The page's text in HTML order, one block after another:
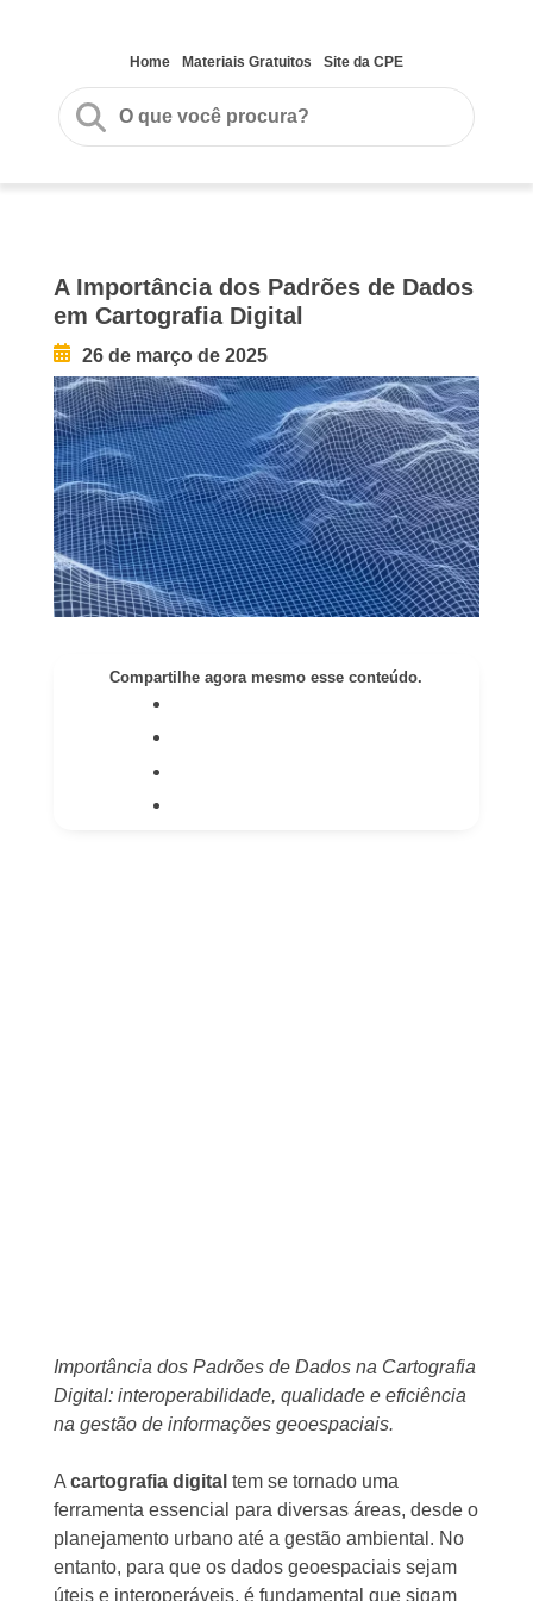
Home Materiais Gratuitos Site da CPE
A Importância dos Padrões de Dados
em Cartografia Digital
26 de março de 2025
Compartilhe agora mesmo esse conteúdo.
Importância dos Padrões de Dados na Cartografia
Digital: interoperabilidade, qualidade e eficiência
na gestão de informações geoespaciais.
A cartografia digital tem se tornado uma
ferramenta essencial para diversas áreas, desde o
planejamento urbano até a gestão ambiental. No
entanto, para que os dados geoespaciais sejam
úteis e interoperáveis, é fundamental que sigam